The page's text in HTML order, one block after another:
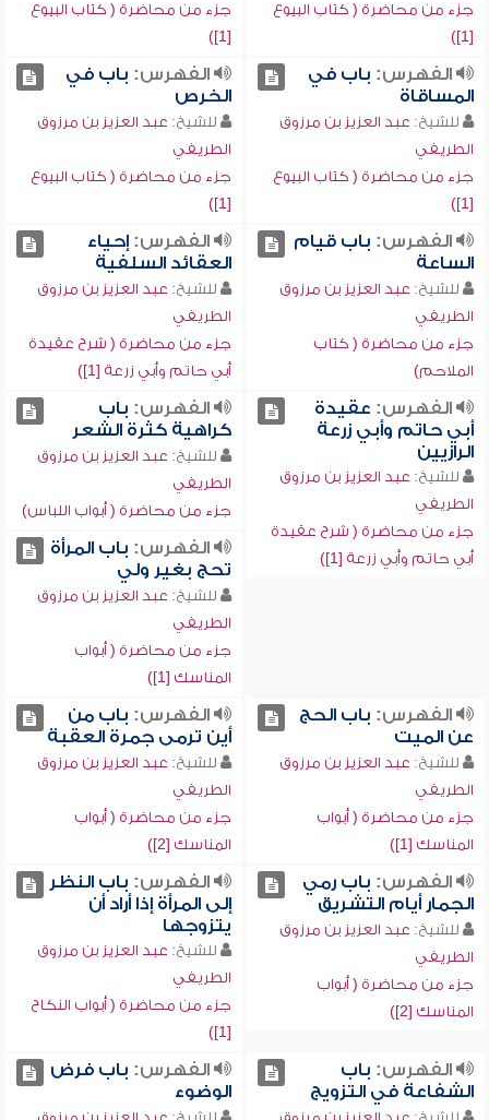
جزء من محاضرة ( كتاب البيوع
[1])
جزء من محاضرة ( كتاب البيوع
[1])
الفهرس: باب في
المساقاة
للشيخ: عبد العزيز بن مرزوق
الطريفي
جزء من محاضرة ( كتاب البيوع
[1])
الفهرس: باب في
الخرص
للشيخ: عبد العزيز بن مرزوق
الطريفي
جزء من محاضرة ( كتاب البيوع
[1])
الفهرس: باب قيام
الساعة
للشيخ: عبد العزيز بن مرزوق
الطريفي
جزء من محاضرة ( كتاب
الملاحم)
الفهرس:إحياء
العقائد السلفية
للشيخ: عبد العزيز بن مرزوق
الطريفي
جزء من محاضرة ( شرح عقيدة
أبي حاتم وأبي زرعة [1])
الفهرس: عقيدة
أبي حاتم وأبي زرعة
الرازيين
للشيخ: عبد العزيز بن مرزوق
الطريفي
جزء من محاضرة ( شرح عقيدة
أبي حاتم وأبي زرعة [1])
الفهرس: باب
كراهية كثرة الشعر
للشيخ: عبد العزيز بن مرزوق
الطريفي
جزء من محاضرة ( أبواب اللباس)
الفهرس: باب المرأة
تحج بغير ولي
للشيخ: عبد العزيز بن مرزوق
الطريفي
جزء من محاضرة ( أبواب
المناسك [1])
الفهرس: باب الحج
عن الميت
للشيخ: عبد العزيز بن مرزوق
الطريفي
جزء من محاضرة ( أبواب
المناسك [1])
الفهرس: باب من
أين ترمى جمرة العقبة
للشيخ: عبد العزيز بن مرزوق
الطريفي
جزء من محاضرة ( أبواب
المناسك [2])
الفهرس: باب رمي
الجمار أيام التشريق
للشيخ: عبد العزيز بن مرزوق
الطريفي
جزء من محاضرة ( أبواب
المناسك [2])
الفهرس: باب النظر
إلى المرأة إذا أراد أن
يتزوجها
للشيخ: عبد العزيز بن مرزوق
الطريفي
جزء من محاضرة ( أبواب النكاح
[1])
الفهرس: باب
الشفاعة في التزويج
الفهرس: باب فرض
الوضوء